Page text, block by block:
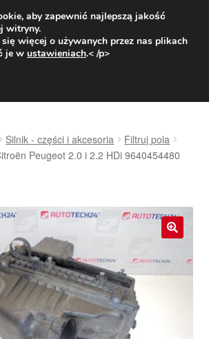
od 31 zł
9:00-16:00800 003 167
Silnik - części i akcesoria
Filtruj pola
Peugeot 2.0 i 2.2 HDi 9640454480
aby zapewnić najlepszą jakość
witryny.
więcej o używanych przez nas plikach
je w ustawieniach.< /p>